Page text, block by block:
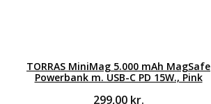
TORRAS MiniMag 5.000 mAh MagSafe
Powerbank m. USB-C PD 15W., Pink
299,00 kr.